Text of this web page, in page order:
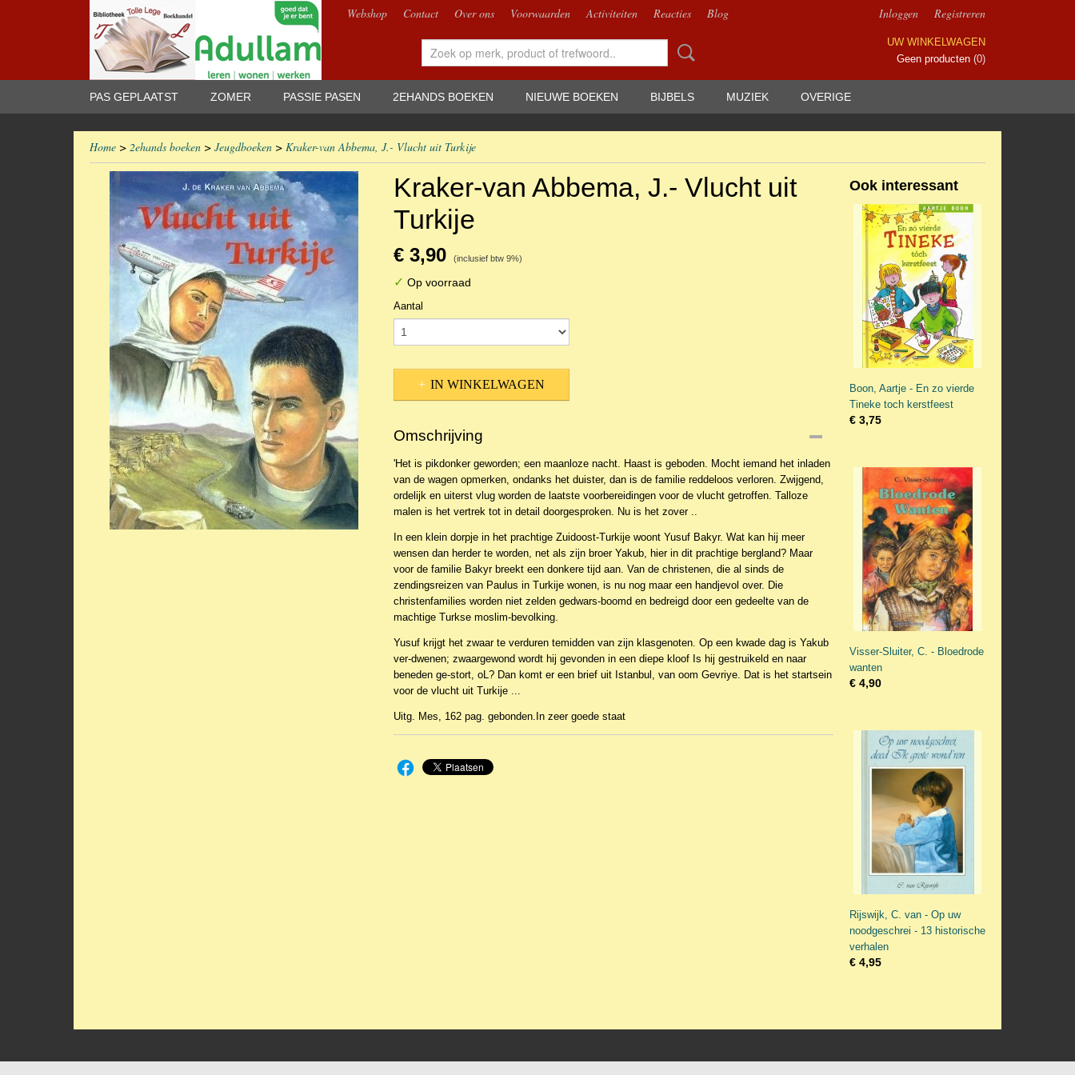
Webshop Contact Over ons Voorwaarden Activiteiten Reacties Blog Inloggen Registreren
UW WINKELWAGEN
Geen producten (0)
PAS GEPLAATST ZOMER PASSIE PASEN 2EHANDS BOEKEN NIEUWE BOEKEN BIJBELS MUZIEK OVERIGE
Home > 2ehands boeken > Jeugdboeken > Kraker-van Abbema, J.- Vlucht uit Turkije
Kraker-van Abbema, J.- Vlucht uit
Turkije
€ 3,90 (inclusief btw 9%)
✓ Op voorraad
Aantal
IN WINKELWAGEN
Omschrijving
'Het is pikdonker geworden; een maanloze nacht. Haast is geboden. Mocht iemand het inladen
van de wagen opmerken, ondanks het duister, dan is de familie reddeloos verloren. Zwijgend,
ordelijk en uiterst vlug worden de laatste voorbereidingen voor de vlucht getroffen. Talloze
malen is het vertrek tot in detail doorgesproken. Nu is het zover ..
In een klein dorpje in het prachtige Zuidoost-Turkije woont Yusuf Bakyr. Wat kan hij meer
wensen dan herder te worden, net als zijn broer Yakub, hier in dit prachtige bergland? Maar
voor de familie Bakyr breekt een donkere tijd aan. Van de christenen, die al sinds de
zendingsreizen van Paulus in Turkije wonen, is nu nog maar een handjevol over. Die
christenfamilies worden niet zelden gedwars-boomd en bedreigd door een gedeelte van de
machtige Turkse moslim-bevolking.
Yusuf krijgt het zwaar te verduren temidden van zijn klasgenoten. Op een kwade dag is Yakub
ver-dwenen; zwaargewond wordt hij gevonden in een diepe kloof Is hij gestruikeld en naar
beneden ge-stort, oL? Dan komt er een brief uit Istanbul, van oom Gevriye. Dat is het startsein
voor de vlucht uit Turkije ...
Uitg. Mes, 162 pag. gebonden.In zeer goede staat
Ook interessant
Boon, Aartje - En zo vierde
Tineke toch kerstfeest
€ 3,75
Visser-Sluiter, C. - Bloedrode
wanten
€ 4,90
Rijswijk, C. van - Op uw
noodgeschrei - 13 historische
verhalen
€ 4,95